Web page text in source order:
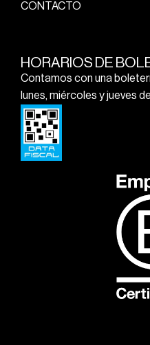
CONTACTO
HORARIOS DE
Contamos con una
lunes, miércoles y jueves de